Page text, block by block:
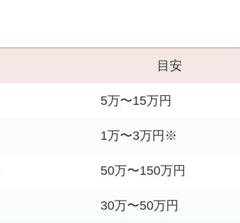
目安
5万〜15万円
1万〜3万円※
50万〜150万円
30万〜50万円